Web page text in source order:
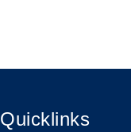
Quicklinks